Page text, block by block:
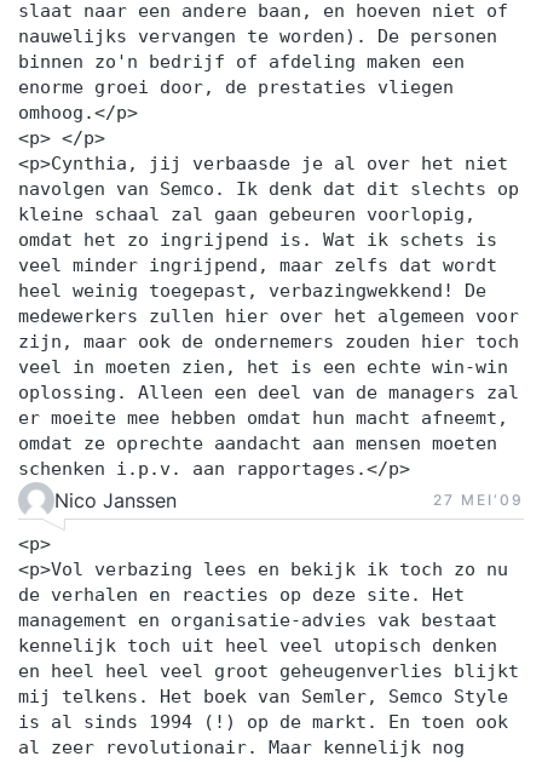
slaat naar een andere baan, en hoeven niet of
nauwelijks vervangen te worden). De personen
binnen zo'n bedrijf of afdeling maken een
enorme groei door, de prestaties vliegen
omhoog.</p>
<p> </p>
<p>Cynthia, jij verbaasde je al over het niet
navolgen van Semco. Ik denk dat dit slechts op
kleine schaal zal gaan gebeuren voorlopig,
omdat het zo ingrijpend is. Wat ik schets is
veel minder ingrijpend, maar zelfs dat wordt
heel weinig toegepast, verbazingwekkend! De
medewerkers zullen hier over het algemeen voor
zijn, maar ook de ondernemers zouden hier toch
veel in moeten zien, het is een echte win-win
oplossing. Alleen een deel van de managers zal
er moeite mee hebben omdat hun macht afneemt,
omdat ze oprechte aandacht aan mensen moeten
schenken i.p.v. aan rapportages.</p>
Nico Janssen 27 MEI‘09
<p>
<p>Vol verbazing lees en bekijk ik toch zo nu
de verhalen en reacties op deze site. Het
management en organisatie-advies vak bestaat
kennelijk toch uit heel veel utopisch denken
en heel heel veel groot geheugenverlies blijkt
mij telkens. Het boek van Semler, Semco Style
is al sinds 1994 (!) op de markt. En toen ook
al zeer revolutionair. Maar kennelijk nog